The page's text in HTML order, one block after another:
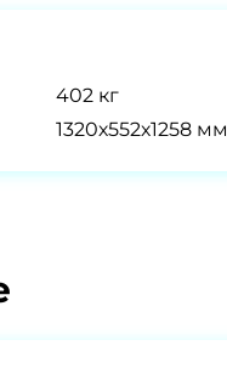
402 кг
1320х552х1258 мм